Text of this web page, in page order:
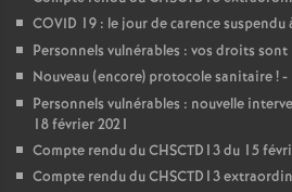
COVID 19 : le jour de carence suspendu
Personnels vulnérables : vos droits
Nouveau (encore) protocole sanitaire! -
Personnels vulnérables : nouvelle
18 février 2021
Compte rendu du CHSCTD13 du 15
Compte rendu du CHSCTD13